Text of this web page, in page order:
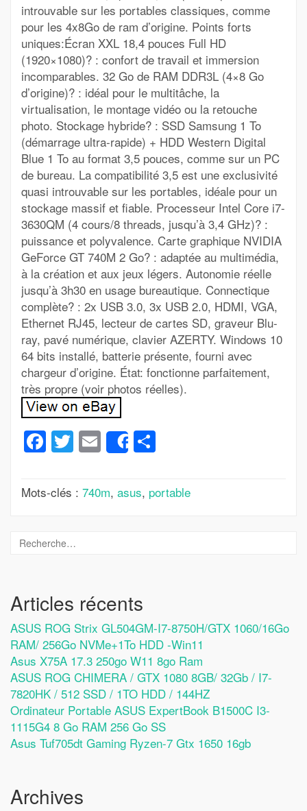
introuvable sur les portables classiques, comme
pour les 4x8Go de ram d’origine. Points forts
uniques:Écran XXL 18,4 pouces Full HD
(1920×1080)? : confort de travail et immersion
incomparables. 32 Go de RAM DDR3L (4×8 Go
d’origine)? : idéal pour le multitâche, la
virtualisation, le montage vidéo ou la retouche
photo. Stockage hybride? : SSD Samsung 1 To
(démarrage ultra-rapide) + HDD Western Digital
Blue 1 To au format 3,5 pouces, comme sur un PC
de bureau. La compatibilité 3,5 est une exclusivité
quasi introuvable sur les portables, idéale pour un
stockage massif et fiable. Processeur Intel Core i7-
3630QM (4 cours/8 threads, jusqu’à 3,4 GHz)? :
puissance et polyvalence. Carte graphique NVIDIA
GeForce GT 740M 2 Go? : adaptée au multimédia,
à la création et aux jeux légers. Autonomie réelle
jusqu’à 3h30 en usage bureautique. Connectique
complète? : 2x USB 3.0, 3x USB 2.0, HDMI, VGA,
Ethernet RJ45, lecteur de cartes SD, graveur Blu-
ray, pavé numérique, clavier AZERTY. Windows 10
64 bits installé, batterie présente, fourni avec
chargeur d’origine. État: fonctionne parfaitement,
très propre (voir photos réelles).
Facebook
Twitter
Email
Share
Mots-clés : 740m, asus, portable
Articles récents
ASUS ROG Strix GL504GM-I7-8750H/GTX 1060/16Go
RAM/ 256Go NVMe+1To HDD -Win11
Asus X75A 17.3 250go W11 8go Ram
ASUS ROG CHIMERA / GTX 1080 8GB/ 32Gb / I7-
7820HK / 512 SSD / 1TO HDD / 144HZ
Ordinateur Portable ASUS ExpertBook B1500C I3-
1115G4 8 Go RAM 256 Go SS
Asus Tuf705dt Gaming Ryzen-7 Gtx 1650 16gb
Archives